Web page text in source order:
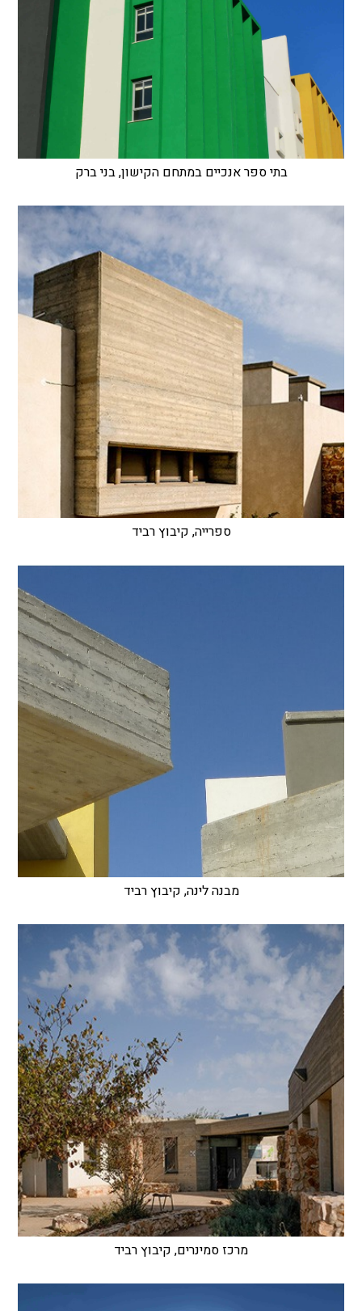
בתי ספר אנכיים במתחם הקישון, בני ברק
ספרייה, קיבוץ רביד
מבנה לינה, קיבוץ רביד
מרכז סמינרים, קיבוץ רביד